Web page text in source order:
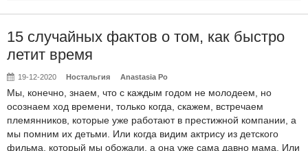
15 случайных фактов о том, как быстро
летит время
19-12-2020 Ностальгия Anastasia Po
Мы, конечно, знаем, что с каждым годом не молодеем, но
осознаем ход времени, только когда, скажем, встречаем
племянников, которые уже работают в престижной компании, а
мы помним их детьми. Или когда видим актрису из детского
фильма, который мы обожали, а она уже сама давно мама. Или